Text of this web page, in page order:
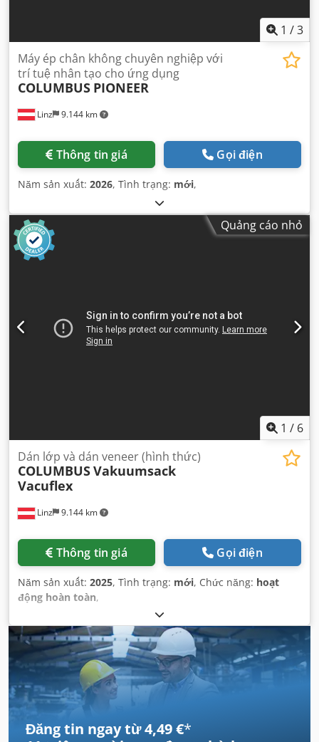
1 /3
Linz 9.144 km
Máy ép chân không chuyên nghiệp với
trí tuệ nhân tạo cho ứng dụng
COLUMBUS PIONEER
Thông tin giá Gọi điện
Năm sản xuất: 2026, Tình trạng: mới,
Quảng cáo nhỏ
1 / 6
Linz 9.144 km
Dán lớp và dán veneer (hình thức)
COLUMBUSVakuumsack
Vacuflex
Thông tin giá Gọi điện
Năm sản xuất: 2025, Tình trạng: mới, Chức năng: hoạt
động hoàn toàn,
Đăng tin ngay từ 4,49 €*